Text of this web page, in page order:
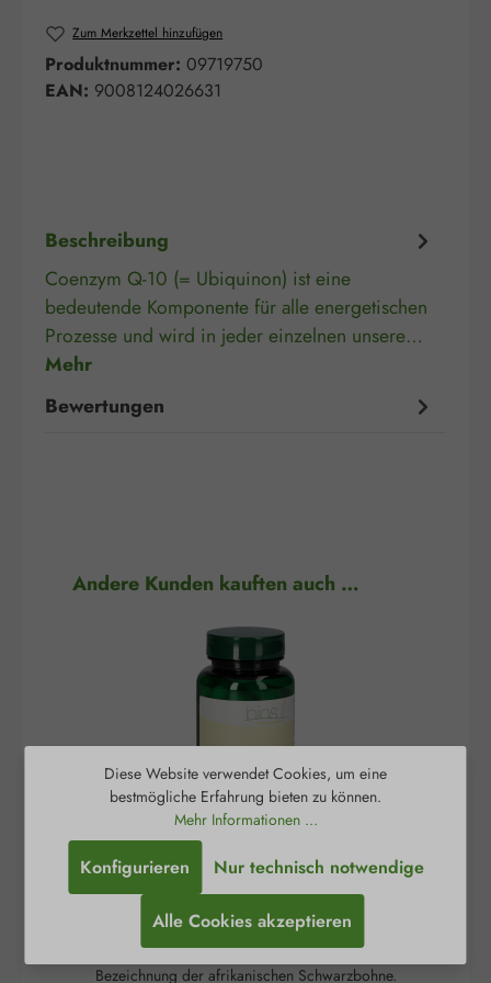
Zum Merkzettel hinzufügen
Produktnummer: 09719750
EAN: 9008124026631
Beschreibung
Coenzym Q-10 (= Ubiquinon) ist eine
bedeutende Komponente für alle energetischen
Prozesse und wird in jeder einzelnen unsere…
Mehr
Bewertungen
Produktgalerie überspringen
Andere Kunden kauften auch …
5-HTP 100 mg Kapseln
Bezeichnung der afrikanischen Schwarzbohne.
Diese Website verwendet Cookies, um eine
bestmögliche Erfahrung bieten zu können.
Mehr Informationen ...
Nur technisch notwendige
Konfigurieren
Alle Cookies akzeptieren